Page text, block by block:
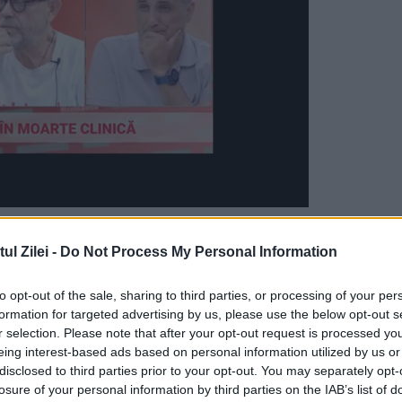
Zilei - Do Not Process My Personal Information
opt-out of the sale, sharing to third parties, or processing of your
for targeted advertising by us, please use the below opt-out
selection. Please note that after your opt-out request is processed
interest-based ads based on personal information utilized by us
to third parties prior to your opt-out. You may separately
of your personal information by third parties on the IAB’s list of
oraş sărac aflat sub controlul jihadiştilor.
regina de Arendelle, născută cu
s-au gândit să i-o ofere sub forma unui tort-
la care au ales să comande era deosebit de
gheţii a fost înlocuită cu un personaj